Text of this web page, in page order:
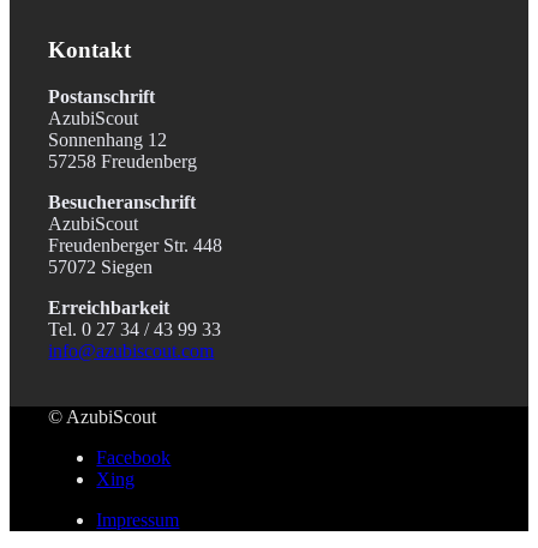
Kontakt
Postanschrift
AzubiScout
Sonnenhang 12
57258 Freudenberg
Besucheranschrift
AzubiScout
Freudenberger Str. 448
57072 Siegen
Erreichbarkeit
Tel. 0 27 34 / 43 99 33
info@azubiscout.com
© AzubiScout
Facebook
Xing
Impressum